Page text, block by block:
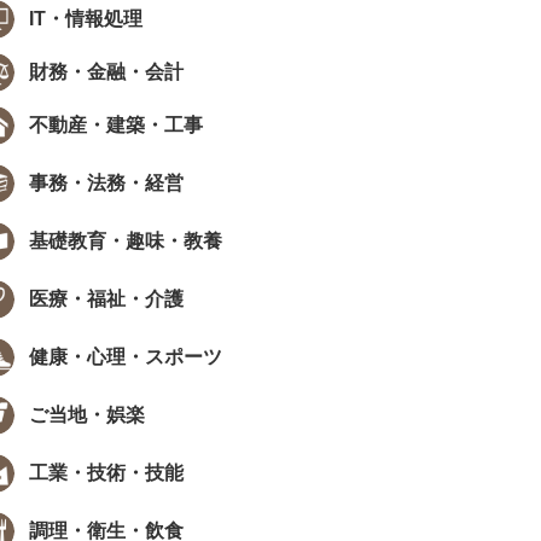
IT・情報処理
財務・金融・会計
不動産・建築・工事
事務・法務・経営
基礎教育・趣味・教養
医療・福祉・介護
健康・心理・スポーツ
ご当地・娯楽
工業・技術・技能
調理・衛生・飲食